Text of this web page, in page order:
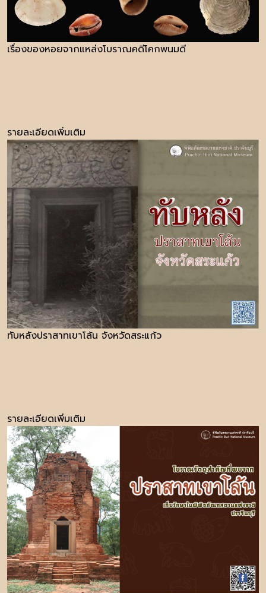
เรื่องของหอยจากแหล่งโบราณคดีโคกพนมดี
รายละเอียดเพิ่มเติม
ทับหลังปราสาทเขาโล้น จังหวัดสระแก้ว
รายละเอียดเพิ่มเติม